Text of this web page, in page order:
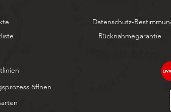
öffnen
Datenschutz-
Rücknahmegarantie